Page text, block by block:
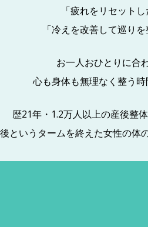
「疲れをリセットし
「冷えを改善して巡りを
お一人おひとりに合
心も身体も無理なく整う時
歴21年・1.2万人以上の産後整
というタームを終えた女性の体